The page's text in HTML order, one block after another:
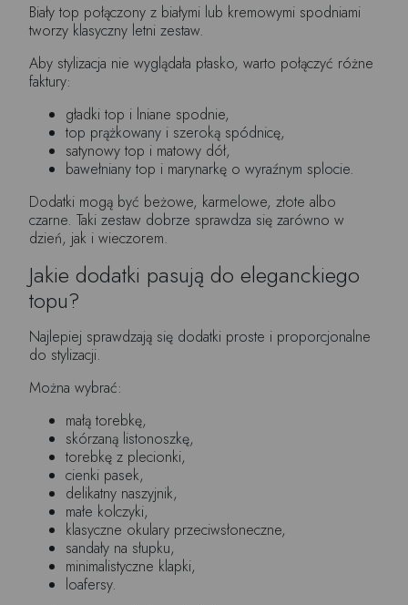
Biały top połączony z białymi lub kremowymi spodniami
tworzy klasyczny letni zestaw.
Aby stylizacja nie wyglądała płasko, warto połączyć różne
faktury:
gładki top i lniane spodnie,
top prążkowany i szeroką spódnicę,
satynowy top i matowy dół,
bawełniany top i marynarkę o wyraźnym splocie.
Dodatki mogą być beżowe, karmelowe, złote albo
czarne. Taki zestaw dobrze sprawdza się zarówno w
dzień, jak i wieczorem.
Jakie dodatki pasują do eleganckiego
topu?
Najlepiej sprawdzają się dodatki proste i proporcjonalne
do stylizacji.
Można wybrać:
małą torebkę,
skórzaną listonoszkę,
torebkę z plecionki,
cienki pasek,
delikatny naszyjnik,
małe kolczyki,
klasyczne okulary przeciwsłoneczne,
sandały na słupku,
minimalistyczne klapki,
loafersy.